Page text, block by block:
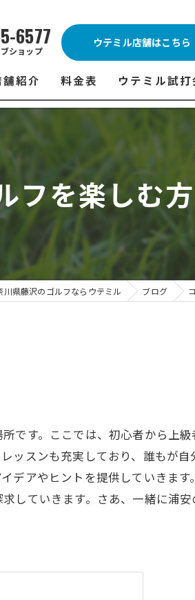
6577
ショップ
ウテミル店舗はこちら
紹介
ョンゴルフ Caddy
クラブ(SUZU4-GOLFCLUB)
料金表
浦安駅前店 料金表
市原インドアゴルフ 料金表
ウテミルスクール高崎店 料金
サポート店舗 料金表
シミュレーションゴルフ
ウテミル試打
ウテミル試打会
ウテミル試打会
フィッテイン
よくある質問
試打会開催受付
フを楽しむ
川県藤沢のゴルフならウテミル ブログ
です。ここでは、初心者から上
ッスンも充実しており、誰もが
デアやヒントを提供していきま
していきます。さあ、一緒に浦